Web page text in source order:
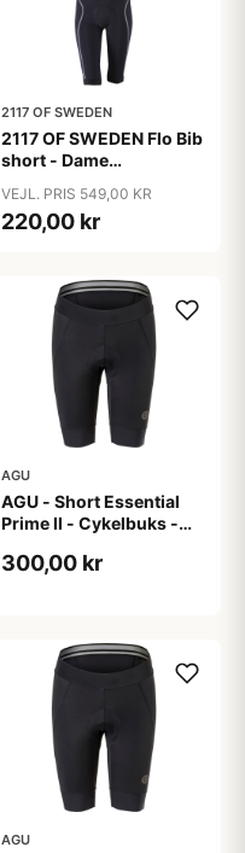
2117 OF SWEDEN
2117 OF SWEDEN Flo Bib
short - Dame
Sort - Str. 38
VEJL. PRIS 549,00 KR
220,00 kr
AGU
AGU - Short Essential
Prime II - Cykelbuks -
300,00 kr
AGU